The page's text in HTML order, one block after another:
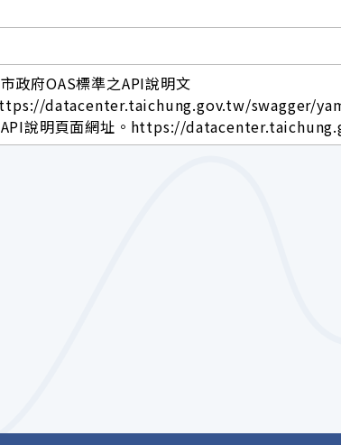
政府OAS標準之API說明文
datacenter.taichung.gov.tw/swagger/
說明頁面網址。https://